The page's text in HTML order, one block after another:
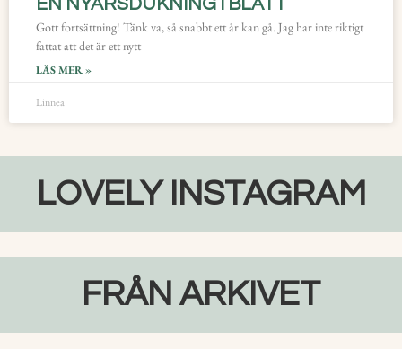
EN NYÅRSDUKNING I BLÅTT
Gott fortsättning! Tänk va, så snabbt ett år kan gå. Jag har inte riktigt
fattat att det är ett nytt
LÄS MER »
Linnea
LOVELY INSTAGRAM
FRÅN ARKIVET